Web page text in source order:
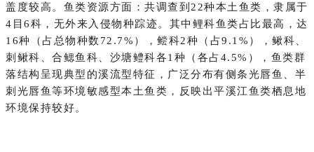
盖度较高。鱼类资源方面：共调查到22种本土鱼类，隶属于
4目6科，无外来入侵物种踪迹。其中鲤科鱼类占比最高，达
16种（占总物种数72.7%），鲿科2种（占9.1%），鳅科、
刺鳅科、合鳃鱼科、沙塘鳢科各1种（各占4.5%），鱼类群
落结构呈现典型的溪流型特征，广泛分布有侧条光唇鱼、半
刺光唇鱼等环境敏感型本土鱼类，反映出平溪江鱼类栖息地
环境保持较好。